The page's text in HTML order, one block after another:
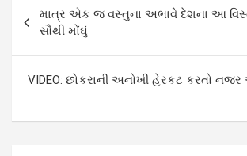
navigation
માત્ર એક જ વસ્તુના અભાવે દેશના આ
સૌથી મોંઘું
VIDEO: છોકરાની અનોખી હેરકટ કરતો નજર